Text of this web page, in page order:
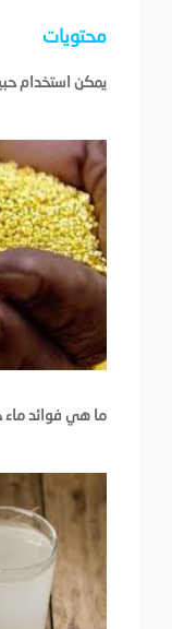
محتويات
يمكن استخدام
ما هي فوائد ماء